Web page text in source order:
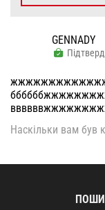
GENNADY
Наскільки вам був